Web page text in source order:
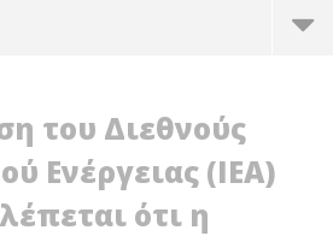
του Διεθνούς
Ενέργειας (ΙΕΑ)
ότι η